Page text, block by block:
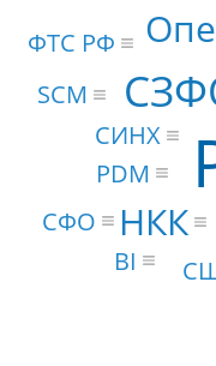
НКК
СИНХ
ФТС РФ
SCM
PDM
BI
СФО